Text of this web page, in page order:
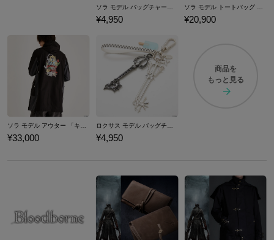
ソラ モデル バッグチャーム 「キングダム ハーツ」シリーズ
¥4,950
ソラ モデル トートバッグ 「キングダム ハーツ」シリーズ
¥20,900
¥33,000 ¥4,950
商品を
もっと見る